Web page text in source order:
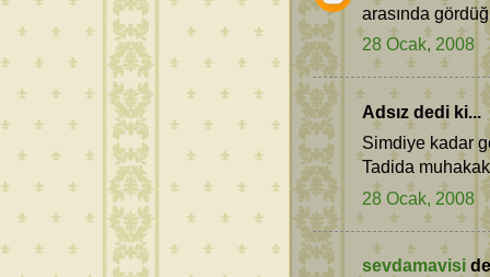
arasında
28 Ocak, 2008
Adsız dedi ki...
Simdiye kadar
Tadida
28 Ocak, 2008
sevdamavisi